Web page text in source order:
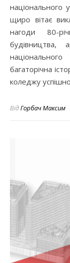
національного
щиро вітає
нагоди 80-
будівництва,
багаторічна
коледжу
ВідГорбач Максим